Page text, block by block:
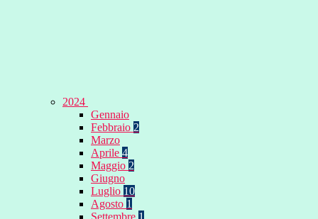
2024
Gennaio
Febbraio 2
Marzo
Aprile 4
Maggio 2
Giugno
Luglio 10
Agosto 1